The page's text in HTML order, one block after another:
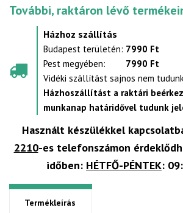
További, raktáron lévő
Házhoz szállítás
Budapest területén: 7990 Ft
Pest megyében:
7990 Ft
Vidéki szállítást sajnos nem
Házhoszállítást a raktári
munkanap határidővel tudunk
Használt készülékkel
2210-es telefonszámon
időben: HÉTFŐ-PÉNTEK:
Termékleírás